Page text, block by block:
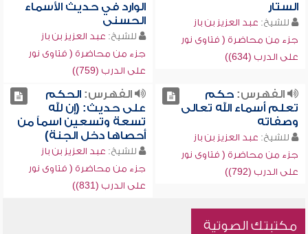
الستار
للشيخ: عبد العزيز بن باز
جزء من محاضرة ( فتاوى نور
على الدرب (634))
الوارد في حديث الأسماء
الحسنى
للشيخ: عبد العزيز بن باز
جزء من محاضرة ( فتاوى نور
على الدرب (759))
الفهرس:حكم
تعلم أسماء الله تعالى
وصفاته
للشيخ: عبد العزيز بن باز
جزء من محاضرة ( فتاوى نور
على الدرب (792))
الفهرس:الحكم
على حديث: (إن لله
تسعة وتسعين اسماً من
أحصاها دخل الجنة)
للشيخ: عبد العزيز بن باز
جزء من محاضرة ( فتاوى نور
على الدرب (831))
مكتبتك الصوتية